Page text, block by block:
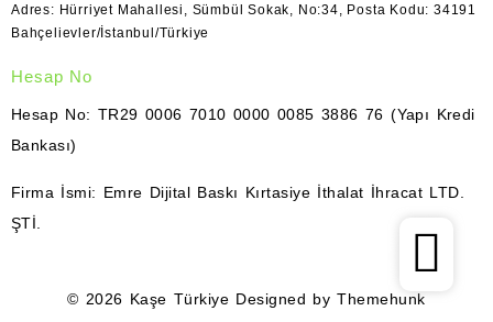
Adres: Hürriyet Mahallesi, Sümbül Sokak, No:34, Posta Kodu: 34191
Bahçelievler/İstanbul/Türkiye
Hesap No
Hesap No: TR29 0006 7010 0000 0085 3886 76 (Yapı Kredi
Bankası)
Firma İsmi: Emre Dijital Baskı Kırtasiye İthalat İhracat LTD.
ŞTİ.
© 2026 Kaşe Türkiye Designed by Themehunk